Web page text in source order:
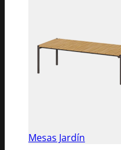
Mesas Jardín